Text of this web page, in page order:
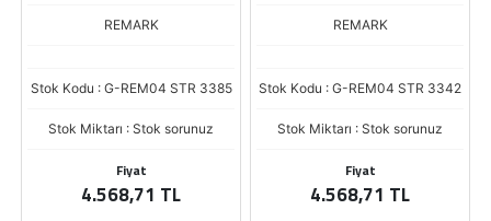
REMARK
Stok Kodu : G-REM04 STR 3385
Stok Miktarı : Stok sorunuz
Fiyat
4.568,71 TL
REMARK
Stok Kodu : G-REM04 STR 3342
Stok Miktarı : Stok sorunuz
Fiyat
4.568,71 TL